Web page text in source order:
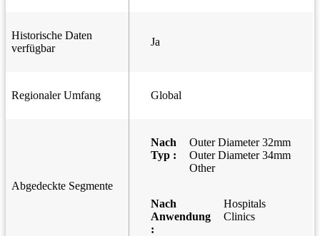
Historische Daten
verfügbar
Ja
Regionaler Umfang Global
Abgedeckte Segmente
Nach
Typ :
Outer Diameter 32mm
Outer Diameter 34mm
Other
Nach
Anwendung
:
Hospitals
Clinics